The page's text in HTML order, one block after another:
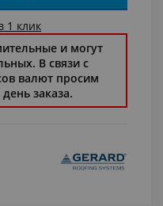
1 клик
и могут
В связи с
валют просим
заказа.